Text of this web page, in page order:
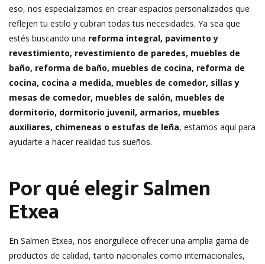
eso, nos especializamos en crear espacios personalizados que
reflejen tu estilo y cubran todas tus necesidades. Ya sea que
estés buscando una reforma integral, pavimento y
revestimiento, revestimiento de paredes, muebles de
baño, reforma de baño, muebles de cocina, reforma de
cocina, cocina a medida, muebles de comedor, sillas y
mesas de comedor, muebles de salón, muebles de
dormitorio, dormitorio juvenil, armarios, muebles
auxiliares, chimeneas o estufas de leña, estamos aquí para
ayudarte a hacer realidad tus sueños.
Por qué elegir Salmen
Etxea
En Salmen Etxea, nos enorgullece ofrecer una amplia gama de
productos de calidad, tanto nacionales como internacionales,